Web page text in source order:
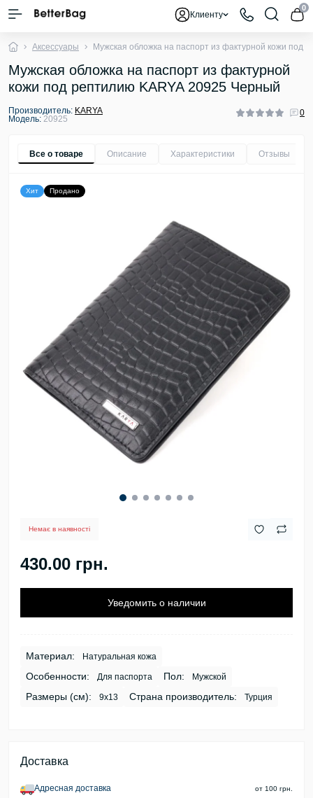
Клиенту
0
Аксессуары Мужская обложка на паспорт из фактурной кожи под
Мужская обложка на паспорт из фактурной
кожи под рептилию KARYA 20925 Черный
Производитель: KARYA
Модель: 20925
0
Все о товаре Описание Характеристики Отзывы
Хит Продано
Немає в наявності
430.00 грн.
Уведомить о наличии
Материал: Натуральная кожа
Особенности: Для паспорта Пол: Мужской
Размеры (см): 9х13 Страна производитель: Турция
Доставка
Адресная доставка от 100 грн.